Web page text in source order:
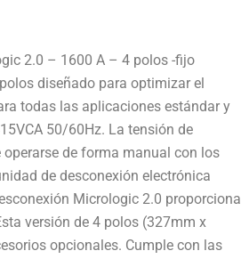
2.0 – 1600 A – 4 polos -fijo
diseñado para optimizar el
todas las aplicaciones estándar y
50/60Hz. La tensión de
de forma manual con los
de desconexión electrónica
Micrologic 2.0 proporciona
versión de 4 polos (327mm x
opcionales. Cumple con las